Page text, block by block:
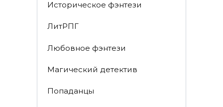
Историческое фэнтези
ЛитРПГ
Любовное фэнтези
Магический детектив
Попаданцы